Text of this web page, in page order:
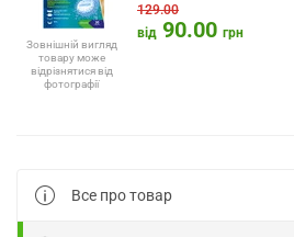
Зовнішній вигляд
товару може
відрізнятися від
фотографії
129.00
від 90.00 грн
Все про товар